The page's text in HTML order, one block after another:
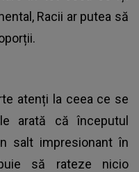
Racii ar putea să
atenți la ceea ce se
arată că începutul
salt impresionant în
să rateze nicio